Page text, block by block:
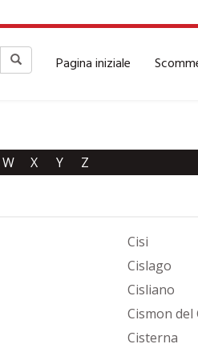
Pagina iniziale
W X Y Z
Cisi
Cislago
Cisliano
Cismon del
Cisterna